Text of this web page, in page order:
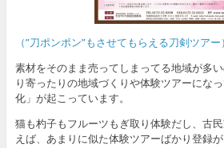
（”刀ポンポン”もさせてもらえる刀剣ツアー）
素材をそのまま売ってしまってる地域が多
り寄ったりの地域づくりや体験ツアーにな
化」が起こっています。
猫も杓子もフルーツもぎ取り体験だし、古
えば、あまりに似た体験ツアーばかり登録